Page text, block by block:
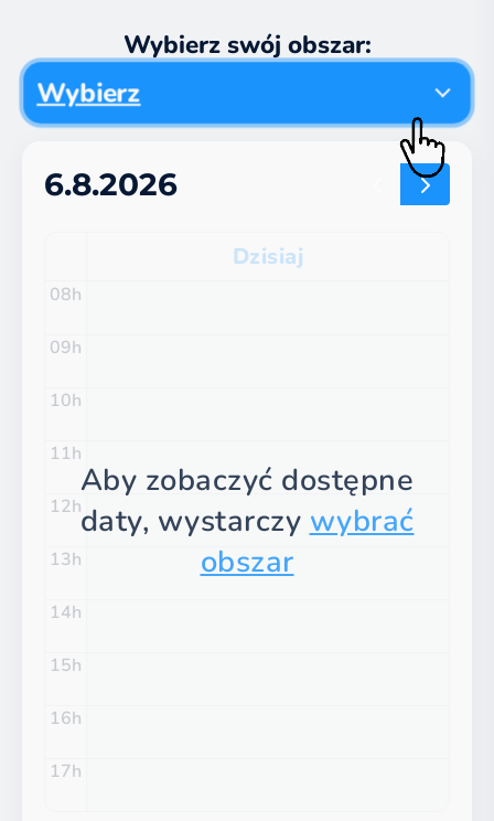
Wybierz swój obszar:
Wybierz
6.8.2026
Dzisiaj
08
09
10
11
12
13
14
15
16
17
Aby zobaczyć dostępne
daty, wystarczy wybrać
obszar